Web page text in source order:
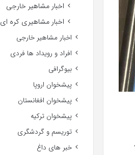
اخبار مشاهیر خارجی
اخبار مشاهیری کره ای
اخبار مشاهیر خارجی
افراد و رویداد ها فردی
بیوگرافی
پیشخوان اروپا
پیشخوان افغانستان
پیشخوان ترکیه
توریسم و گردشگری
خبر های داغ